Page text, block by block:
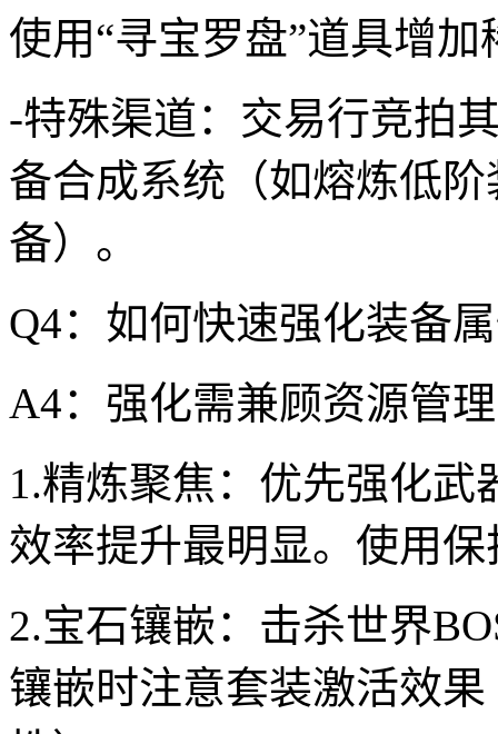
使用“寻宝罗盘”道具增
-特殊渠道：交易行竞拍
备合成系统（如熔炼低
备）。
Q4：如何快速强化装备
A4：强化需兼顾资源管
1.精炼聚焦：优先强化
效率提升最明显。使用
2.宝石镶嵌：击杀世界
镶嵌时注意套装激活效